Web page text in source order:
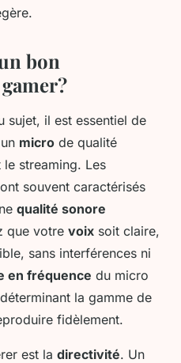
bon
sujet, il est essentiel de
micro de qualité
streaming. Les
souvent caractérisés
qualité sonore
que votre voix soit claire,
sans interférences ni
en fréquence du micro
la gamme de
fidèlement.
est la directivité. Un